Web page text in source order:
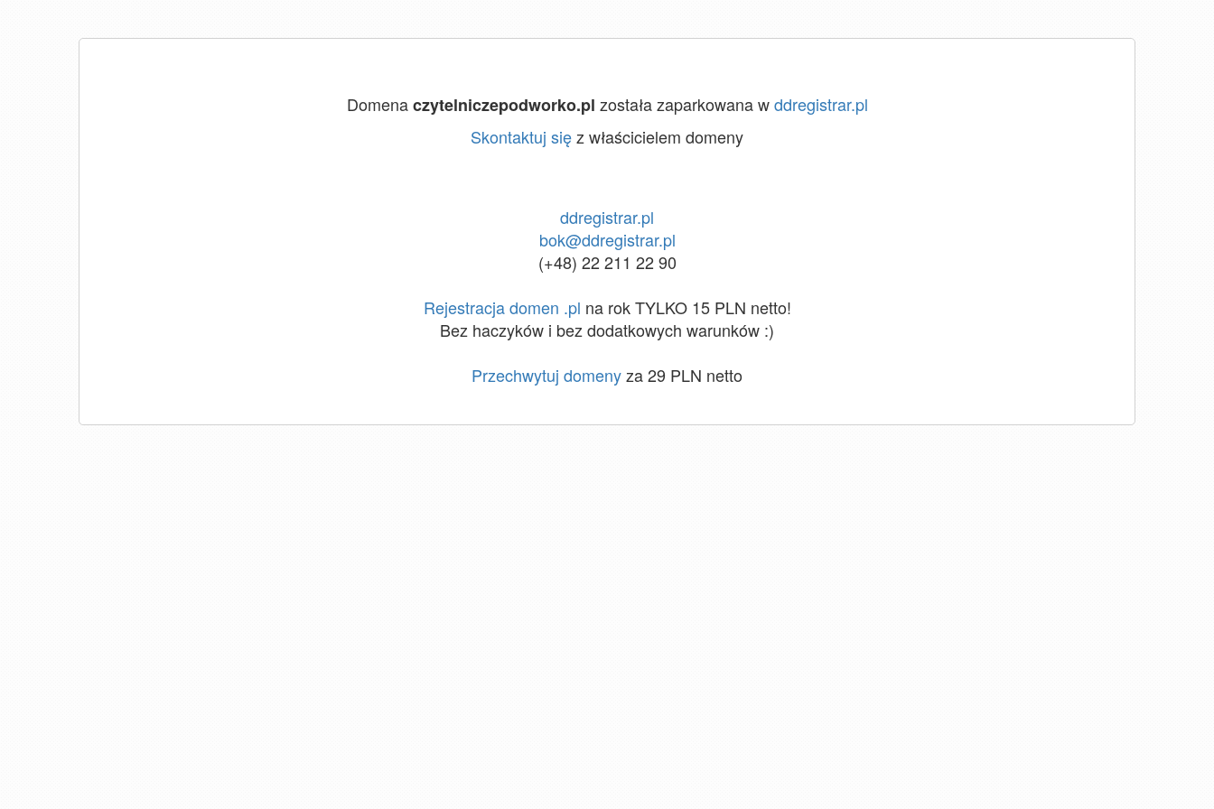
Domenaczytelniczepodworko.pl została zaparkowana wddregistrar.pl
Skontaktuj sięz właścicielem domeny
ddregistrar.pl
bok@ddregistrar.pl
(+48) 22 211 22 90
Rejestracja domen .pl na rok TYLKO 15 PLN netto!
Bez haczyków i bez dodatkowych warunków :)
Przechwytuj domenyza 29 PLN netto